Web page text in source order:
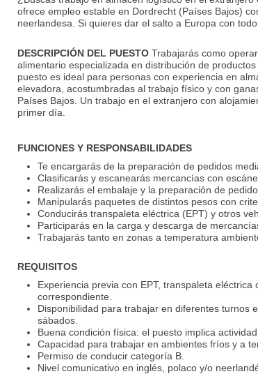
ofrece empleo estable en Dordrecht (Países Bajos)
neerlandesa. Si quieres dar el salto a Europa con
DESCRIPCIÓN DEL PUESTO Trabajarás como
alimentario especializada en distribución de
puesto es ideal para personas con experiencia en
elevadora, acostumbradas al trabajo físico y con
Países Bajos. Un trabajo en el extranjero con
primer día.
FUNCIONES Y RESPONSABILIDADES
Te encargarás de la preparación de pedidos
Clasificarás y escanearás mercancías con
Realizarás el embalaje y la preparación de
Manipularás paquetes de distintos pesos con
Conducirás transpaleta eléctrica (EPT) y otros
Participarás en la carga y descarga de
Trabajarás tanto en zonas a temperatura
REQUISITOS
Experiencia previa con EPT, transpaleta
correspondiente.
Disponibilidad para trabajar en diferentes turnos
sábados.
Buena condición física: el puesto implica
Capacidad para trabajar en ambientes fríos y a
Permiso de conducir categoría B.
Nivel comunicativo en inglés, polaco y/o